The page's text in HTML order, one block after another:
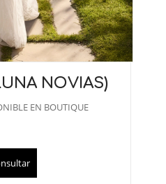
NOVIAS)
EN BOUTIQUE